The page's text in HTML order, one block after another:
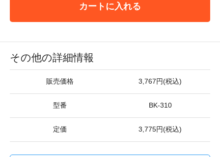
カートに入れる
その他の詳細情報
販売価格 3,767円(税込)
型番 BK-310
定価 3,775円(税込)